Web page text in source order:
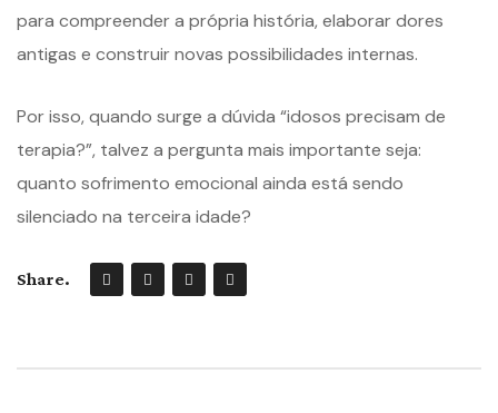
para compreender a própria história, elaborar dores
antigas e construir novas possibilidades internas.
Por isso, quando surge a dúvida “idosos precisam de
terapia?”, talvez a pergunta mais importante seja:
quanto sofrimento emocional ainda está sendo
silenciado na terceira idade?
Share.